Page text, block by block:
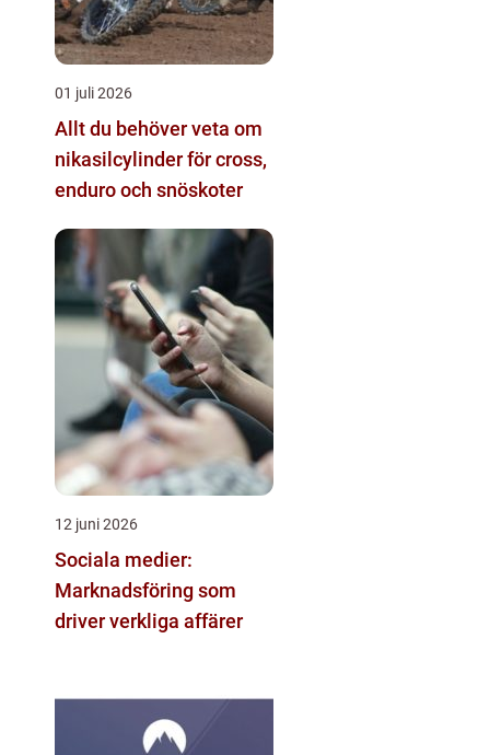
01 juli 2026
Allt du behöver veta om
nikasilcylinder för cross,
enduro och snöskoter
12 juni 2026
Sociala medier:
Marknadsföring som
driver verkliga affärer